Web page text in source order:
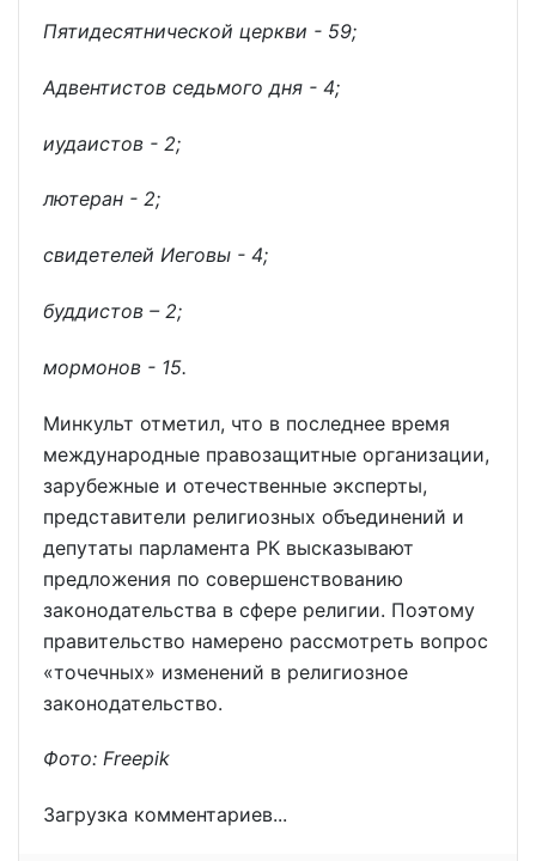
Пятидесятнической церкви - 59;
Адвентистов седьмого дня - 4;
иудаистов - 2;
лютеран - 2;
свидетелей Иеговы - 4;
буддистов – 2;
мормонов - 15.
Минкульт отметил, что в последнее время
международные правозащитные организации,
зарубежные и отечественные эксперты,
представители религиозных объединений и
депутаты парламента РК высказывают
предложения по совершенствованию
законодательства в сфере религии. Поэтому
правительство намерено рассмотреть вопрос
«точечных» изменений в религиозное
законодательство.
Фото: Freepik
Загрузка комментариев...